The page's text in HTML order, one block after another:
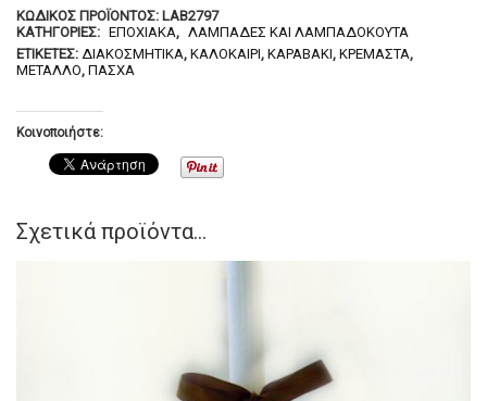
ΚΩΔΙΚΌΣ ΠΡΟΪΌΝΤΟΣ: LAB2797
ΚΑΤΗΓΟΡΊΕΣ: ΕΠΟΧΙΑΚΆ, ΛΑΜΠΆΔΕΣ ΚΑΙ ΛΑΜΠΑΔΌΚΟΥΤΑ
ΕΤΙΚΈΤΕΣ: ΔΙΑΚΟΣΜΗΤΙΚΆ, ΚΑΛΟΚΑΊΡΙ, ΚΑΡΑΒΆΚΙ, ΚΡΕΜΑΣΤΆ,
ΜΈΤΑΛΛΟ, ΠΆΣΧΑ
Κοινοποιήστε:
Σχετικά προϊόντα...